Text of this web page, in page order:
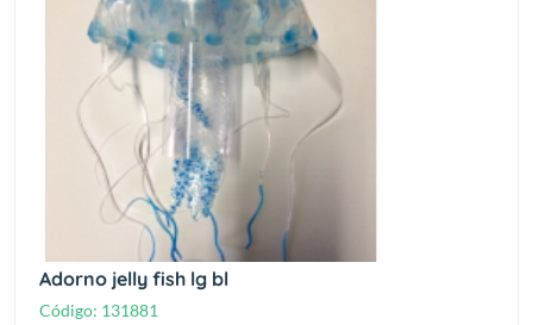
Adorno jelly fish lg bl
Código: 131881